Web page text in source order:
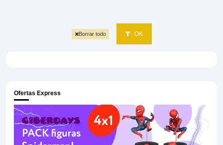
Borrar todo OK
Ofertas Express